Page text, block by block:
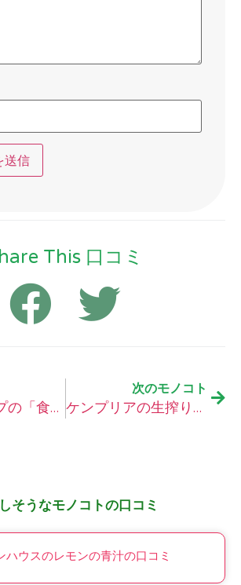
This 口コミ
ジェルタイプの「食べる」青汁の口コミ
次のモノコト
ケンプリアの生搾り青汁「リッチグリーン」の口コミ
そうなモノコトの口コミ
ハウスのレモンの青汁の口コミ